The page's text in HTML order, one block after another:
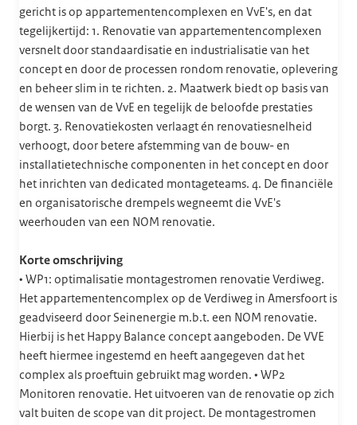
gericht is op appartementencomplexen en VvE's, en dat
tegelijkertijd: 1. Renovatie van appartementencomplexen
versnelt door standaardisatie en industrialisatie van het
concept en door de processen rondom renovatie, oplevering
en beheer slim in te richten. 2. Maatwerk biedt op basis van
de wensen van de VvE en tegelijk de beloofde prestaties
borgt. 3. Renovatiekosten verlaagt én renovatiesnelheid
verhoogt, door betere afstemming van de bouw- en
installatietechnische componenten in het concept en door
het inrichten van dedicated montageteams. 4. De financiële
en organisatorische drempels wegneemt die VvE's
weerhouden van een NOM renovatie.
Korte omschrijving
• WP1: optimalisatie montagestromen renovatie Verdiweg.
Het appartementencomplex op de Verdiweg in Amersfoort is
geadviseerd door Seinenergie m.b.t. een NOM renovatie.
Hierbij is het Happy Balance concept aangeboden. De VVE
heeft hiermee ingestemd en heeft aangegeven dat het
complex als proeftuin gebruikt mag worden. • WP2
Monitoren renovatie. Het uitvoeren van de renovatie op zich
valt buiten de scope van dit project. De montagestromen